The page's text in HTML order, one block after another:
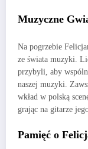
Muzyczne
Na pogrzebie
ze świata muzyki.
przybyli, aby
naszej muzyki.
wkład w polską
grając na gitarze
Pamięć o